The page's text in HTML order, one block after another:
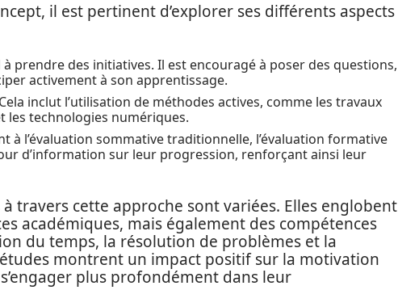
il est pertinent d’explorer ses différents aspects
à prendre des initiatives. Il est encouragé à poser des questions,
activement à son apprentissage.
inclut l’utilisation de méthodes actives, comme les travaux
les technologies numériques.
à l’évaluation sommative traditionnelle, l’évaluation formative
d’information sur leur progression, renforçant ainsi leur
travers cette approche sont variées. Elles englobent
académiques, mais également des compétences
du temps, la résolution de problèmes et la
montrent un impact positif sur la motivation
plus profondément dans leur